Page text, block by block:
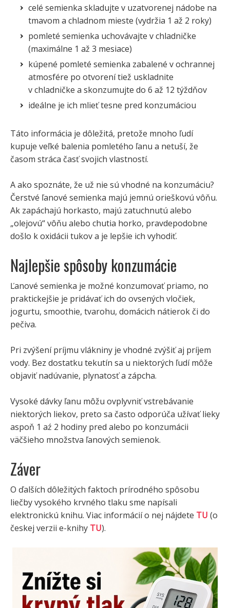
celé semienka skladujte v uzatvorenej nádobe na
tmavom a chladnom mieste (vydržia 1 až 2 roky)
pomleté semienka uchovávajte v chladničke
(maximálne 1 až 3 mesiace)
kúpené pomleté semienka zabalené v ochrannej
atmosfére po otvorení tiež uskladnite
v chladničke a skonzumujte do 6 až 12 týždňov
ideálne je ich mlieť tesne pred konzumáciou
Táto informácia je dôležitá, pretože mnoho ľudí
kupuje veľké balenia pomletého ľanu a netuší, že
časom stráca časť svojich vlastností.
A ako spoznáte, že už nie sú vhodné na konzumáciu?
Čerstvé ľanové semienka majú jemnú orieškovú vôňu.
Ak zapáchajú horkasto, majú zatuchnutú alebo
„olejovú“ vôňu alebo chutia horko, pravdepodobne
došlo k oxidácii tukov a je lepšie ich vyhodiť.
Najlepšie spôsoby konzumácie
Ľanové semienka je možné konzumovať priamo, no
praktickejšie je pridávať ich do ovsených vločiek,
jogurtu, smoothie, tvarohu, domácich nátierok či do
pečiva.
Pri zvýšení príjmu vlákniny je vhodné zvýšiť aj príjem
vody. Bez dostatku tekutín sa u niektorých ľudí môže
objaviť nadúvanie, plynatosť a zápcha.
Vysoké dávky ľanu môžu ovplyvniť vstrebávanie
niektorých liekov, preto sa často odporúča užívať lieky
aspoň 1 aź 2 hodiny pred alebo po konzumácii
väčšieho množstva ľanových semienok.
Záver
O ďalších dôležitých faktoch prírodného spôsobu
liečby vysokého krvného tlaku sme napísali
elektronickú knihu. Viac informácií o nej nájdete TU (o
českej verzii e-knihy TU).